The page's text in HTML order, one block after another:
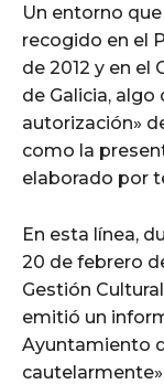
Un entorno
recogido en el
de 2012 y en
de Galicia,
autorización»
como la
elaborado por
En esta línea,
20 de febrero
Gestión
emitió un
Ayuntamiento